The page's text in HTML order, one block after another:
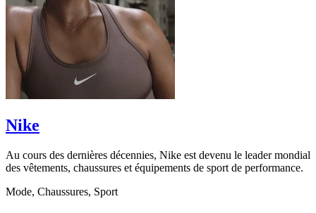
Nike
Au cours des dernières décennies, Nike est devenu le leader mondial
des vêtements, chaussures et équipements de sport de performance.
Mode, Chaussures, Sport